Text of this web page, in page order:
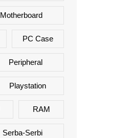
Motherboard
PC Case
Peripheral
Playstation
RAM
Serba-Serbi